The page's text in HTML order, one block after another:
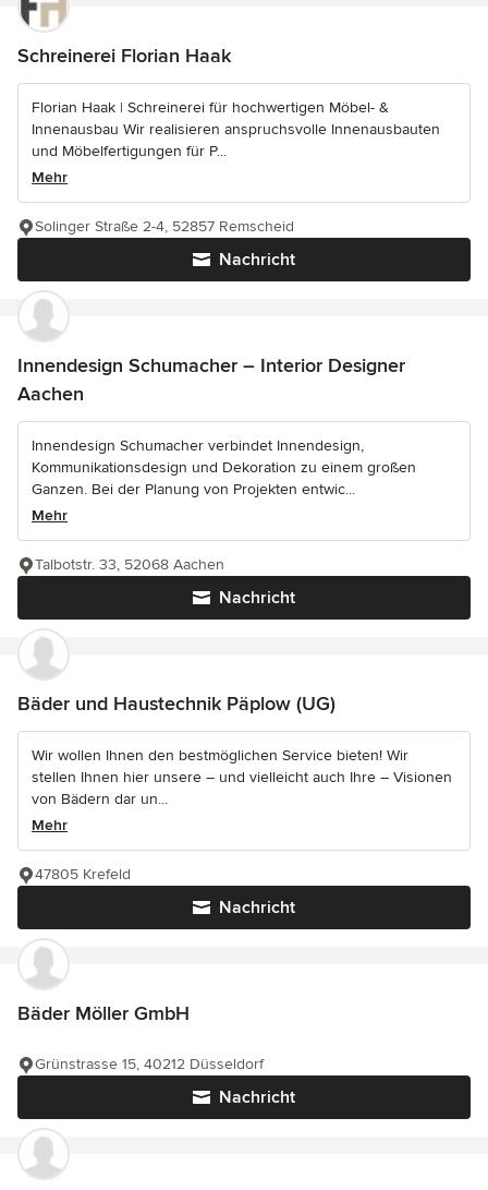
Schreinerei Florian Haak
Florian Haak | Schreinerei für hochwertigen Möbel- &
Innenausbau Wir realisieren anspruchsvolle Innenausbauten
und Möbelfertigungen für P...
Mehr
Nachricht
Solinger Straße 2-4, 52857 Remscheid
Innendesign Schumacher – Interior Designer
Aachen
Innendesign Schumacher verbindet Innendesign,
Kommunikationsdesign und Dekoration zu einem großen
Ganzen. Bei der Planung von Projekten entwic...
Mehr
Nachricht
Talbotstr. 33, 52068 Aachen
Bäder und Haustechnik Päplow (UG)
Wir wollen Ihnen den bestmöglichen Service bieten! Wir
stellen Ihnen hier unsere – und vielleicht auch Ihre – Visionen
von Bädern dar un...
Mehr
Nachricht
47805 Krefeld
Bäder Möller GmbH
Nachricht
Grünstrasse 15, 40212 Düsseldorf